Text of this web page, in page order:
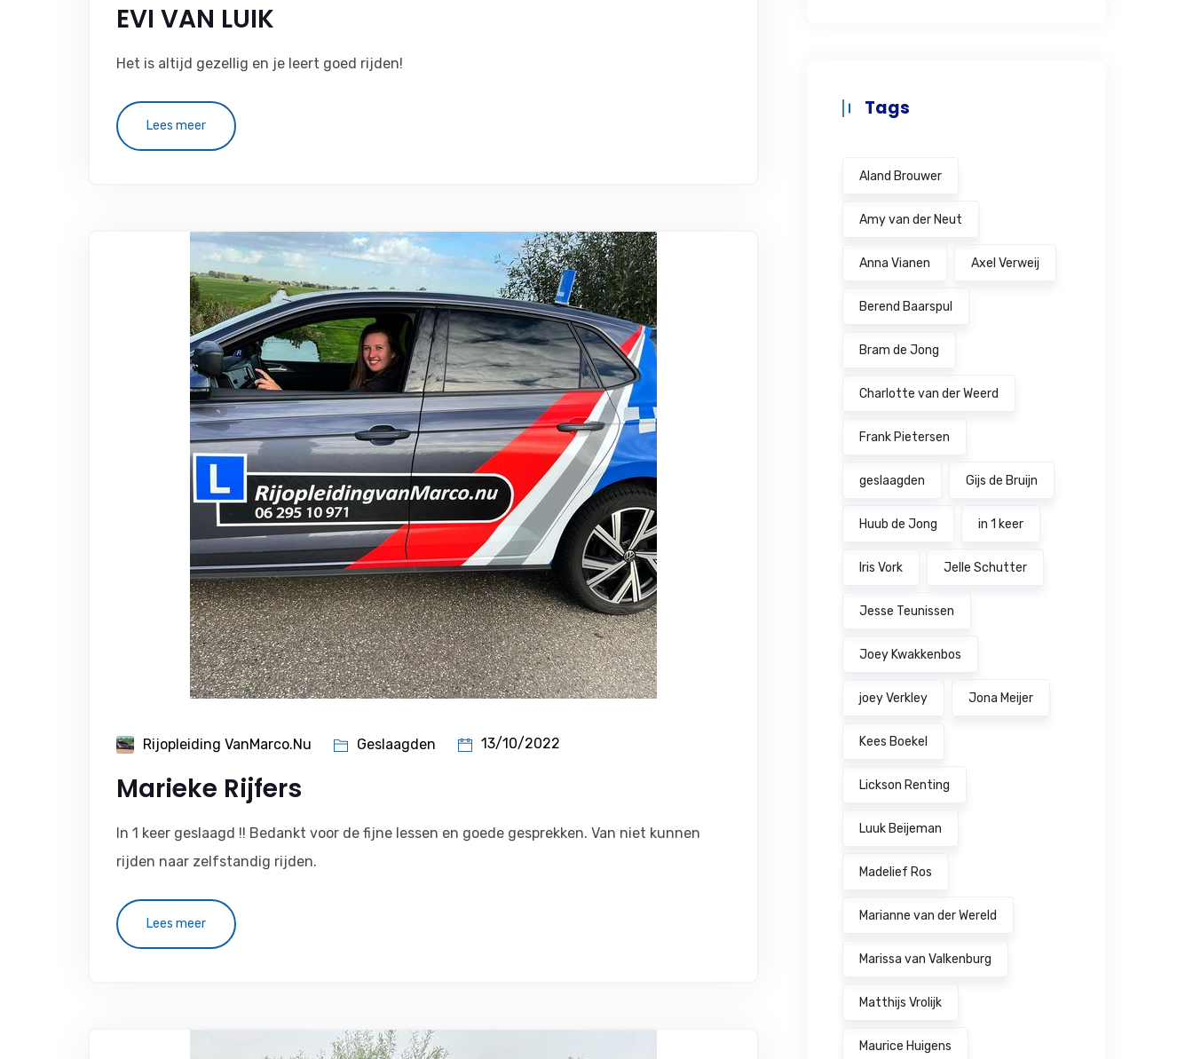
EVI VAN LUIK
Het is altijd gezellig en je leert goed rijden!
Lees meer
Rijopleiding VanMarco.nu Geslaagden 13/10/2022
Marieke Rijfers
In 1 keer geslaagd !! Bedankt voor de fijne lessen en goede gesprekken. Van niet kunnen
rijden naar zelfstandig rijden.
Lees meer
Tags
Aland Brouwer
Amy van der Neut
Anna Vianen Axel Verweij
Berend Baarspul
Bram de Jong
Charlotte van der Weerd
Frank Pietersen
geslaagden Gijs de Bruijn
Huub de Jong in 1 keer
Iris Vork Jelle Schutter
Jesse Teunissen
Joey Kwakkenbos
joey Verkley Jona Meijer
Kees Boekel
Lickson Renting
Luuk Beijeman
Madelief Ros
Marianne van der Wereld
Marissa van Valkenburg
Matthijs Vrolijk
Maurice Huigens